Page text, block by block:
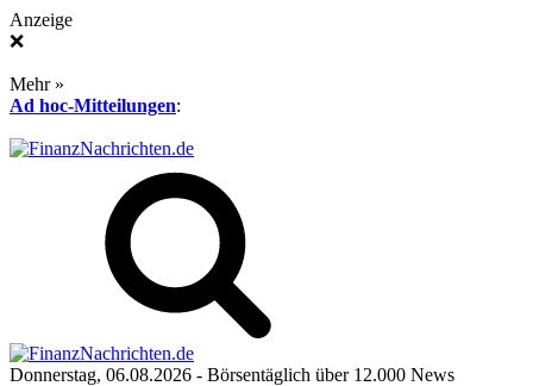
Anzeige
❌
Mehr »
Ad hoc-Mitteilungen:
Donnerstag, 06.08.2026 - Börsentäglich über 12.000 News